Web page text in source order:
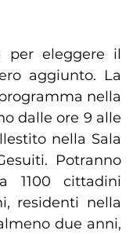
per eleggere il
aggiunto. La
nella
dalle ore 9 alle
nella Sala
Potranno
1100 cittadini
residenti nella
due anni,